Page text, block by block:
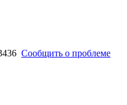
Сообщить о проблеме